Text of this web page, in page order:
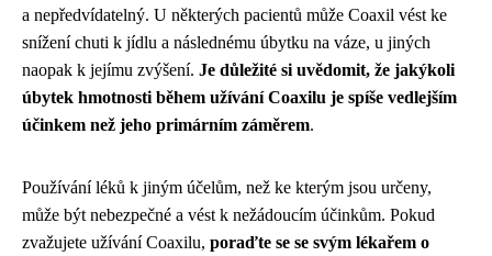
a nepředvídatelný. U některých pacientů může Coaxil vést ke
snížení chuti k jídlu a následnému úbytku na váze, u jiných
naopak k jejímu zvýšení. Je důležité si uvědomit, že jakýkoli
úbytek hmotnosti během užívání Coaxilu je spíše vedlejším
účinkem než jeho primárním záměrem.
Používání léků k jiným účelům, než ke kterým jsou určeny,
může být nebezpečné a vést k nežádoucím účinkům. Pokud
zvažujete užívání Coaxilu, poraďte se se svým lékařem o